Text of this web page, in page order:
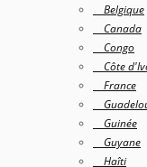
Belgique
Canada
Congo
Côte
France
Guinée
Guyane
Haîti